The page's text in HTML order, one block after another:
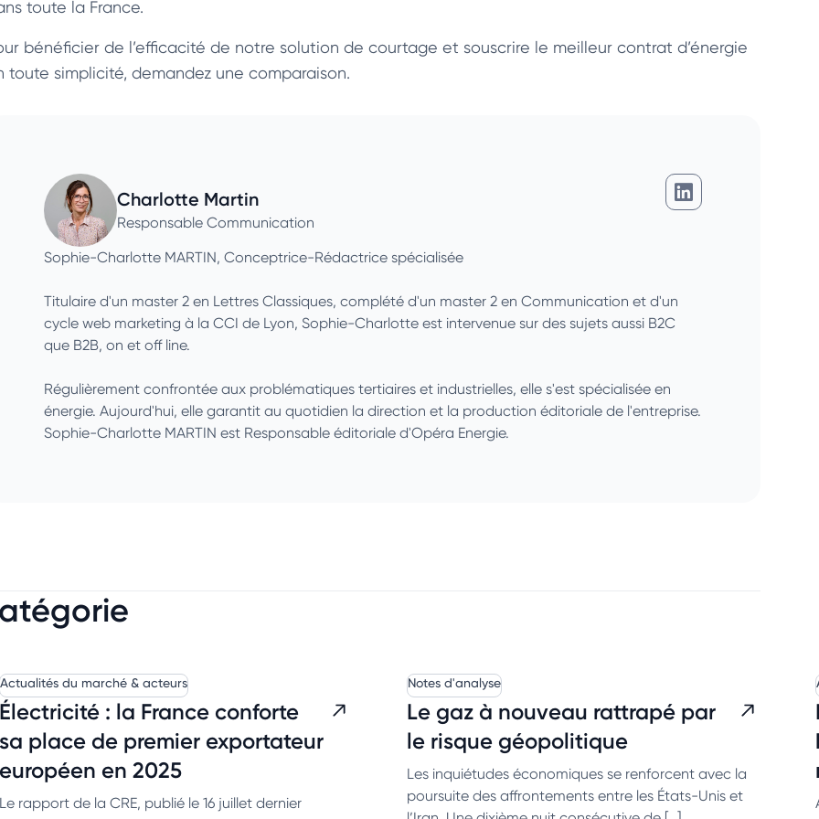
toute la France.
bénéficier de l’efficacité de notre solution de courtage et souscrire le meilleur contrat d’énergie
toute simplicité, demandez une comparaison.
Charlotte Martin
Responsable Communication
Charlotte
Sophie-Charlotte MARTIN, Conceptrice-Rédactrice spécialisée
Titulaire d'un master 2 en Lettres Classiques, complété d'un master 2 en Communication et d'un
cycle web marketing à la CCI de Lyon, Sophie-Charlotte est intervenue sur des sujets aussi B2C
que B2B, on et off line.
Régulièrement confrontée aux problématiques tertiaires et industrielles, elle s'est spécialisée en
énergie. Aujourd'hui, elle garantit au quotidien la direction et la production éditoriale de l'entreprise.
Sophie-Charlotte MARTIN est Responsable éditoriale d'Opéra Energie.
Actualités du marché & acteurs
Électricité : la France conforte
sa place de premier exportateur
européen en 2025
Le rapport de la CRE, publié le 16 juillet dernier
Notes d'analyse
Le gaz à nouveau rattrapé par
le risque géopolitique
Les inquiétudes économiques se renforcent avec la
poursuite des affrontements entre les États-Unis et